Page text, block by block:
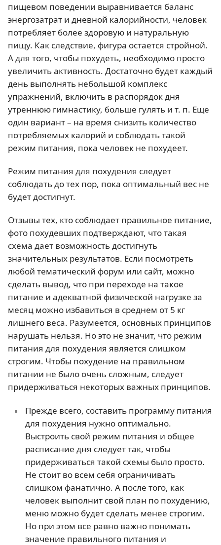
пищевом поведении выравнивается баланс
энергозатрат и дневной калорийности, человек
потребляет более здоровую и натуральную
пищу. Как следствие, фигура остается стройной.
А для того, чтобы похудеть, необходимо просто
увеличить активность. Достаточно будет каждый
день выполнять небольшой комплекс
упражнений, включить в распорядок дня
утреннюю гимнастику, больше гулять и т. п. Еще
один вариант – на время снизить количество
потребляемых калорий и соблюдать такой
режим питания, пока человек не похудеет.
Режим питания для похудения следует
соблюдать до тех пор, пока оптимальный вес не
будет достигнут.
Отзывы тех, кто соблюдает правильное питание,
фото похудевших подтверждают, что такая
схема дает возможность достигнуть
значительных результатов. Если посмотреть
любой тематический форум или сайт, можно
сделать вывод, что при переходе на такое
питание и адекватной физической нагрузке за
месяц можно избавиться в среднем от 5 кг
лишнего веса. Разумеется, основных принципов
нарушать нельзя. Но это не значит, что режим
питания для похудения является слишком
строгим. Чтобы похудение на правильном
питании не было очень сложным, следует
придерживаться некоторых важных принципов.
Прежде всего, составить программу питания
для похудения нужно оптимально.
Выстроить свой режим питания и общее
расписание дня следует так, чтобы
придерживаться такой схемы было просто.
Не стоит во всем себя ограничивать
слишком фанатично. А после того, как
человек выполнит свой план по похудению,
меню можно будет сделать менее строгим.
Но при этом все равно важно понимать
значение правильного питания и